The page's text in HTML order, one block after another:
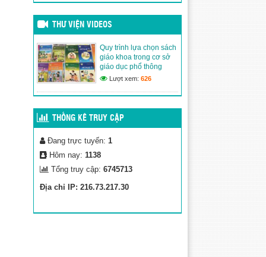
dục phổ thông
Thư Viện Ảnh
(02/03/2020)
THƯ VIỆN VIDEOS
Quy trình lựa chọn sách
giáo khoa trong cơ sở
giáo dục phổ thông
Lượt xem: 626
THỐNG KÊ TRUY CẬP
Đang trực tuyến: 1
Hôm nay: 1138
Tổng truy cập: 6745713
Địa chỉ IP: 216.73.217.30